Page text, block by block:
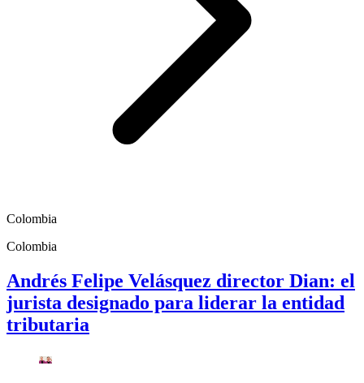
Colombia
Colombia
Andrés Felipe Velásquez director Dian: el
jurista designado para liderar la entidad
tributaria